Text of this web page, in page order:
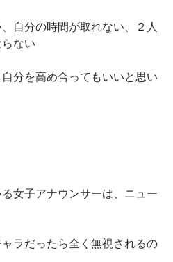
自分の時間が取れない、２人
ない
分を高め合ってもいいと思い
女子アナウンサーは、ニュー
ラだったら全く無視されるの